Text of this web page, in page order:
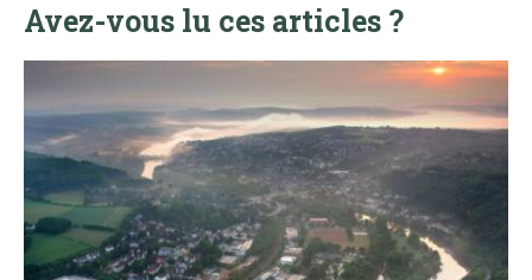
Avez-vous lu ces articles ?